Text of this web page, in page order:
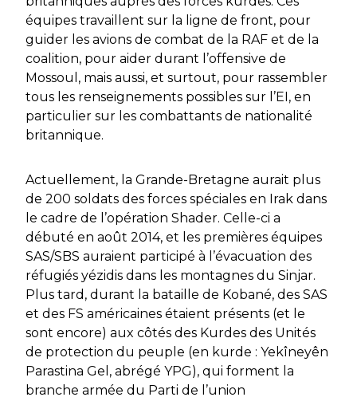
équipes travaillent sur la ligne de front, pour
guider les avions de combat de la RAF et de la
coalition, pour aider durant l’offensive de
Mossoul, mais aussi, et surtout, pour rassembler
tous les renseignements possibles sur l’EI, en
particulier sur les combattants de nationalité
britannique.
Actuellement, la Grande-Bretagne aurait plus
de 200 soldats des forces spéciales en Irak dans
le cadre de l’opération Shader. Celle-ci a
débuté en août 2014, et les premières équipes
SAS/SBS auraient participé à l’évacuation des
réfugiés yézidis dans les montagnes du Sinjar.
Plus tard, durant la bataille de Kobané, des SAS
et des FS américaines étaient présents (et le
sont encore) aux côtés des Kurdes des Unités
de protection du peuple (en kurde : Yekîneyên
Parastina Gel , abrégé YPG), qui forment la
branche armée du Parti de l’union